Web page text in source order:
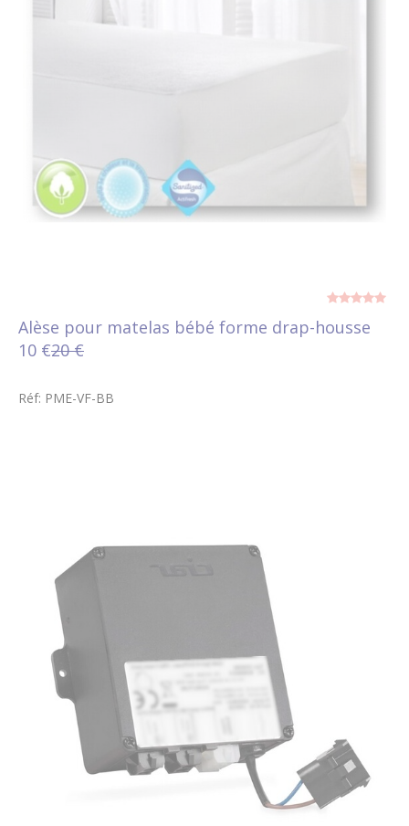
Alèse pour matelas bébé forme drap-housse
10 €20 €
Réf: PME-VF-BB